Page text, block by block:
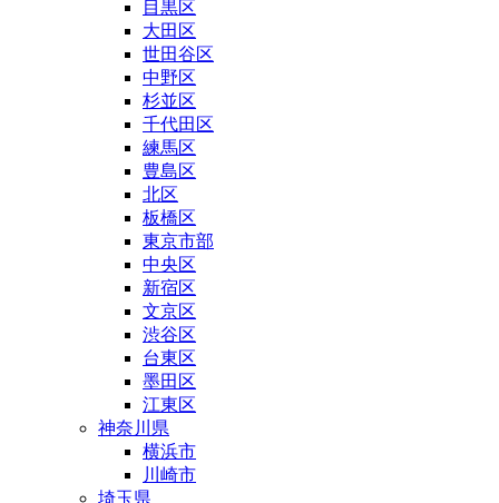
目黒区
大田区
世田谷区
中野区
杉並区
千代田区
練馬区
豊島区
北区
板橋区
東京市部
中央区
新宿区
文京区
渋谷区
台東区
墨田区
江東区
神奈川県
横浜市
川崎市
埼玉県